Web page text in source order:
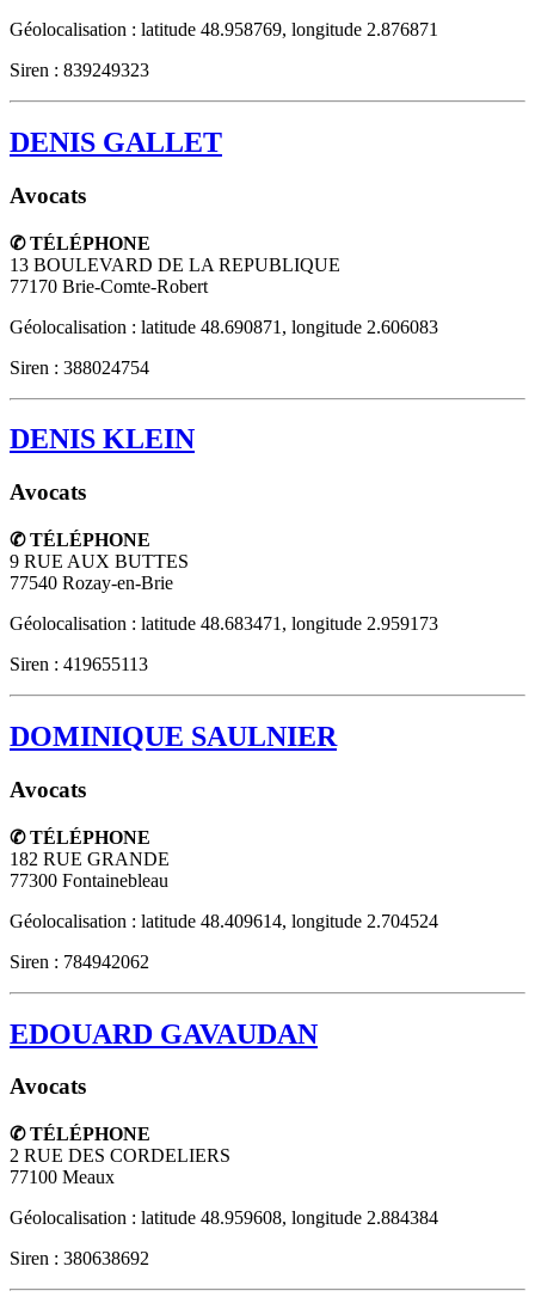
Géolocalisation : latitude 48.958769, longitude 2.876871
Siren : 839249323
DENIS GALLET
Avocats
✆ TÉLÉPHONE
13 BOULEVARD DE LA REPUBLIQUE
77170 Brie-Comte-Robert
Géolocalisation : latitude 48.690871, longitude 2.606083
Siren : 388024754
DENIS KLEIN
Avocats
✆ TÉLÉPHONE
9 RUE AUX BUTTES
77540 Rozay-en-Brie
Géolocalisation : latitude 48.683471, longitude 2.959173
Siren : 419655113
DOMINIQUE SAULNIER
Avocats
✆ TÉLÉPHONE
182 RUE GRANDE
77300 Fontainebleau
Géolocalisation : latitude 48.409614, longitude 2.704524
Siren : 784942062
EDOUARD GAVAUDAN
Avocats
✆ TÉLÉPHONE
2 RUE DES CORDELIERS
77100 Meaux
Géolocalisation : latitude 48.959608, longitude 2.884384
Siren : 380638692